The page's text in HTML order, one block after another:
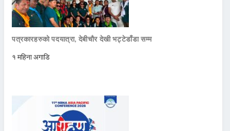
पत्रकारहरुको पदयात्रा, देबीचौर देखी भट्टेडाँडा सम्म
१ महिना अगाडि